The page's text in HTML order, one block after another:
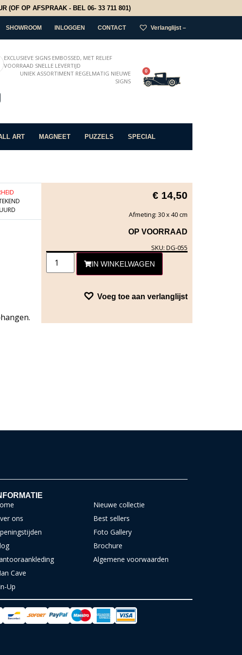
(OF OP AFSPRAAK - BEL 06- 33 711 801)
SHOWROOM INLOGGEN CONTACT Verlanglijst –
EXCLUSIEVE SIGNS EMBOSSED, MET RELIEF
VOORRAAD SNELLE LEVERTIJD
UNIEK ASSORTIMENT REGELMATIG NIEUWE
SIGNS
0
ART MAGNEET PUZZELS SPECIAL
€ 14,50
Afmeting: 30 x 40 cm
OP VOORRAAD
SKU: DG-055
IN WINKELWAGEN
Voeg toe aan verlanglijst
ons
Cave
Up
Nieuwe collectie
Best sellers
Foto Gallery
Brochure
Algemene voorwaarden